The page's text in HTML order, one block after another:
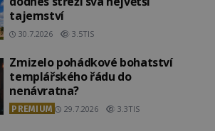
tajemství
30.7.2026 3.5TIS
Zmizelo pohádkové bohatství
templářského řádu do
nenávratna?
PREMIUM 29.7.2026 3.3TIS